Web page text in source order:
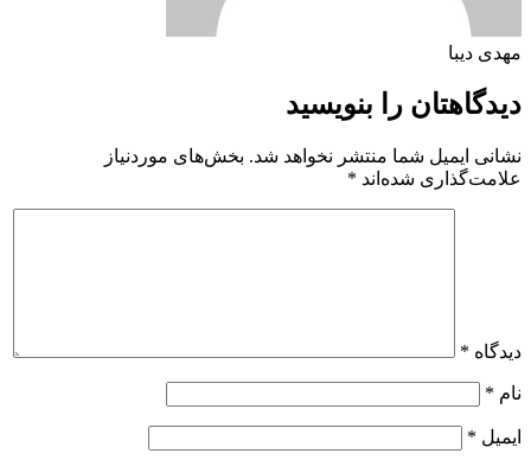
مهدی دیبا
دیدگاهتان را بنویسید
نشانی ایمیل شما منتشر نخواهد شد. بخش‌های موردنیاز
علامت‌گذاری شده‌اند *
دیدگاه *
نام *
ایمیل *